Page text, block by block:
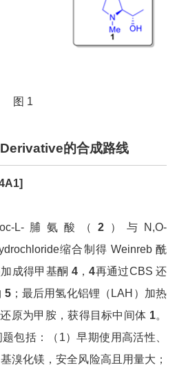
图 1
的合成路线
L-脯氨酸（ 2 ）与N,O-
缩合制得 Weinreb 酰
成得甲基酮 4，4再通过CBS 还
5；最后用氢化铝锂（LAH）加热
原为甲胺，获得目标中间体 1。
包括：（1）早期使用高活性、
溴化镁，安全风险高且用量大；